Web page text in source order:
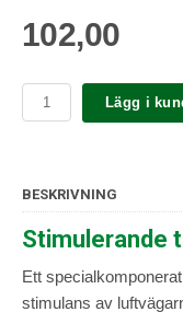
102,00
Lägg i
BESKRIVNING
Stimulerande
Ett
stimulans av